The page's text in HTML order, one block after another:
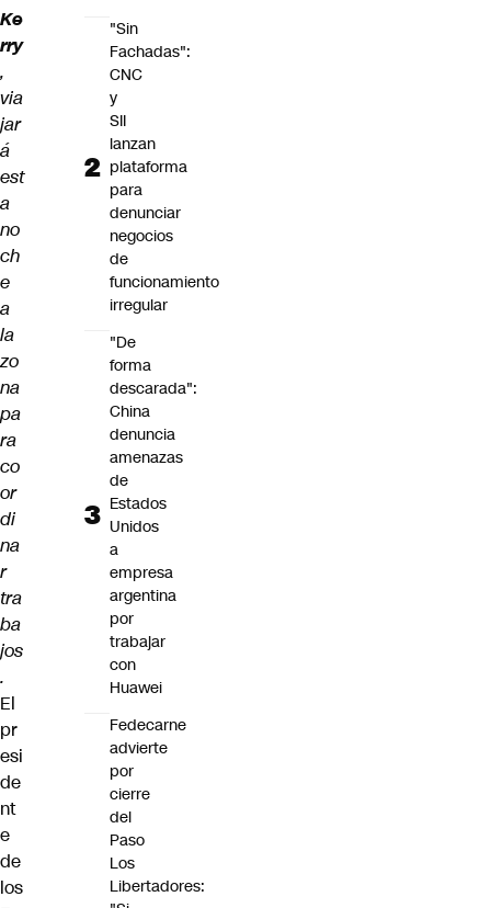
Ke
rry
,
via
jar
á
est
a
no
ch
e
a
la
zo
na
pa
ra
co
or
di
na
r
tra
ba
jos
.
El
pr
esi
de
nt
e
de
los
"Sin
Fachadas":
CNC
y
SII
lanzan
plataforma
para
denunciar
negocios
de
funcionamiento
irregular
"De
forma
descarada":
China
denuncia
amenazas
de
Estados
Unidos
a
empresa
argentina
por
trabajar
con
Huawei
Fedecarne
advierte
por
cierre
del
Paso
Los
Libertadores: